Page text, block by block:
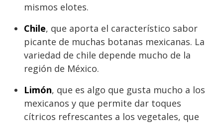
mismos elotes.
Chile, que aporta el característico sabor
picante de muchas botanas mexicanas. La
variedad de chile depende mucho de la
región de México.
Limón, que es algo que gusta mucho a los
mexicanos y que permite dar toques
cítricos refrescantes a los vegetales, que